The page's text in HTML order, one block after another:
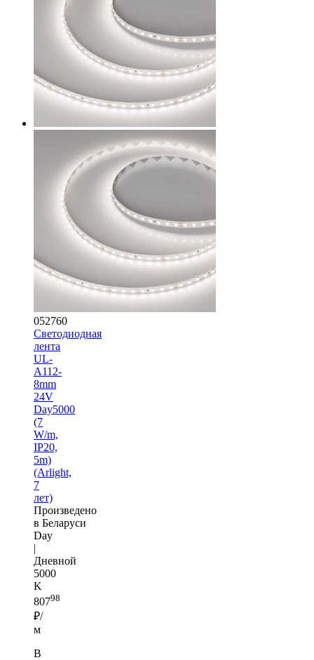
052760
Светодиодная
лента
UL-
A112-
8mm
24V
Day5000
(7
W/m,
IP20,
5m)
(Arlight,
7
лет)
Произведено
в Беларуси
Day
|
Дневной
5000
K
80798
₽/
м
В